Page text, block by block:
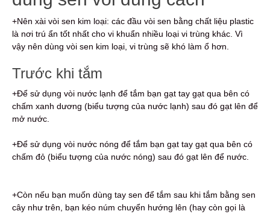
+Nên xài vòi sen kim loại: các đầu vòi sen bằng chất liệu plastic
là nơi trú ẩn tốt nhất cho vi khuẩn nhiều loại vi trùng khác. Vì
vậy nên dùng vòi sen kim loại, vi trùng sẽ khó làm ổ hơn.
Trước khi tắm
+Để sử dụng vòi nước lạnh để tắm bạn gạt tay gạt qua bên có
chấm xanh dương (biểu tượng của nước lạnh) sau đó gạt lên để
mở nước.
+Để sử dụng vòi nước nóng để tắm bạn gạt tay gạt qua bên có
chấm đỏ (biểu tượng của nước nóng) sau đó gạt lên để nước.
+Còn nếu bạn muốn dùng tay sen để tắm sau khi tắm bằng sen
cây như trên, bạn kéo núm chuyển hướng lên (hay còn gọi là